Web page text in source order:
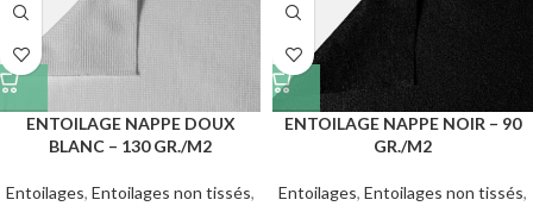
ENTOILAGE NAPPE DOUX
BLANC – 130 GR./M2
Entoilages, Entoilages non tissés,
ENTOILAGE NAPPE NOIR – 90
GR./M2
Entoilages, Entoilages non tissés,